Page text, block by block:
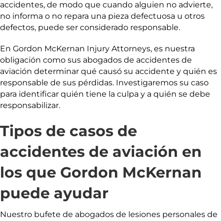
accidentes, de modo que cuando alguien no advierte,
no informa o no repara una pieza defectuosa u otros
defectos, puede ser considerado responsable.
En Gordon McKernan Injury Attorneys, es nuestra
obligación como sus abogados de accidentes de
aviación determinar qué causó su accidente y quién es
responsable de sus pérdidas. Investigaremos su caso
para identificar quién tiene la culpa y a quién se debe
responsabilizar.
Tipos de casos de
accidentes de aviación en
los que Gordon McKernan
puede ayudar
Nuestro bufete de abogados de lesiones personales de